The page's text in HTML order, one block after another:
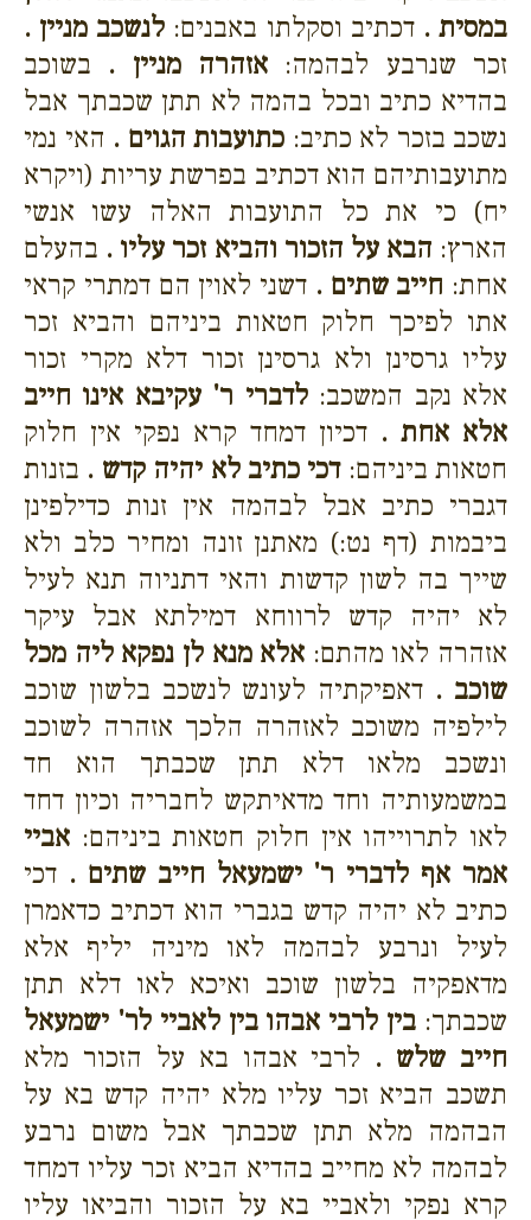
במסית . דכתיב וסקלתו באבנים: לנשכב מניין .
זכר שנרבע לבהמה: אזהרה מניין . בשוכב
בהדיא כתיב ובכל בהמה לא תתן שכבתך אבל
נשכב בזכר לא כתיב: כתועבות הגוים . האי נמי
מתועבותיהם הוא דכתיב בפרשת עריות (ויקרא
יח) כי את כל התועבות האלה עשו אנשי
הארץ: הבא על הזכור והביא זכר עליו . בהעלם
אחת: חייב שתים . דשני לאוין הם דמתרי קראי
אתו לפיכך חלוק חטאות ביניהם והביא זכר
עליו גרסינן ולא גרסינן זכור דלא מקרי זכור
אלא נקב המשכב:לדברי ר' עקיבא אינו חייב
אלא אחת . דכיון דמחד קרא נפקי אין חלוק
חטאות ביניהם:דכי כתיב לא יהיה קדש . בזנות
דגברי כתיב אבל לבהמה אין זנות כדילפינן
ביבמות (דף נט:) מאתנן זונה ומחיר כלב ולא
שייך בה לשון קדשות והאי דתניוה תנא לעיל
לא יהיה קדש לרווחא דמילתא אבל עיקר
אזהרה לאו מהתם: אלא מנא לן נפקא ליה מכל
שוכב . דאפיקתיה לעונש לנשכב בלשון שוכב
לילפיה משוכב לאזהרה הלכך אזהרה לשוכב
ונשכב מלאו דלא תתן שכבתך הוא חד
במשמעותיה וחד מדאיתקש לחבריה וכיון דחד
לאו לתרוייהו אין חלוק חטאות ביניהם: אביי
אמר אף לדברי ר' ישמעאל חייב שתים . דכי
כתיב לא יהיה קדש בגברי הוא דכתיב כדאמרן
לעיל ונרבע לבהמה לאו מיניה יליף אלא
מדאפקיה בלשון שוכב ואיכא לאו דלא תתן
שכבתך: בין לרבי אבהו בין לאביי לר' ישמעאל
חייב שלש . לרבי אבהו בא על הזכור מלא
תשכב הביא זכר עליו מלא יהיה קדש בא על
הבהמה מלא תתן שכבתך אבל משום נרבע
לבהמה לא מחייב בהדיא הביא זכר עליו דמחד
קרא נפקי ולאביי בא על הזכור והביאו עליו